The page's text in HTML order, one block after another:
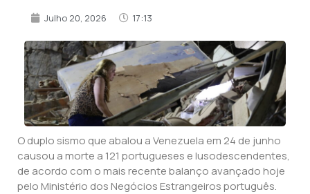
Julho 20, 2026 17:13
O duplo sismo que abalou a Venezuela em 24 de junho
causou a morte a 121 portugueses e lusodescendentes,
de acordo com o mais recente balanço avançado hoje
pelo Ministério dos Negócios Estrangeiros português.